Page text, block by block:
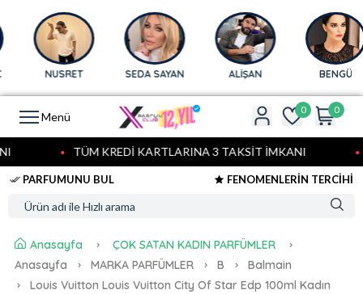
NUSRET SEDA SAYAN ALİŞAN BENGÜ
Menü 0 0
TÜM KREDİ KARTLARINA 3 TAKSİT İMKANI
PARFUMUNU BUL FENOMENLERİN TERCİHİ
Anasayfa
ÇOK SATAN KADIN PARFÜMLER
Anasayfa
MARKA PARFÜMLER B
Balmain
Louis Vuitton Louis Vuitton City Of Star Edp 100ml Kadın